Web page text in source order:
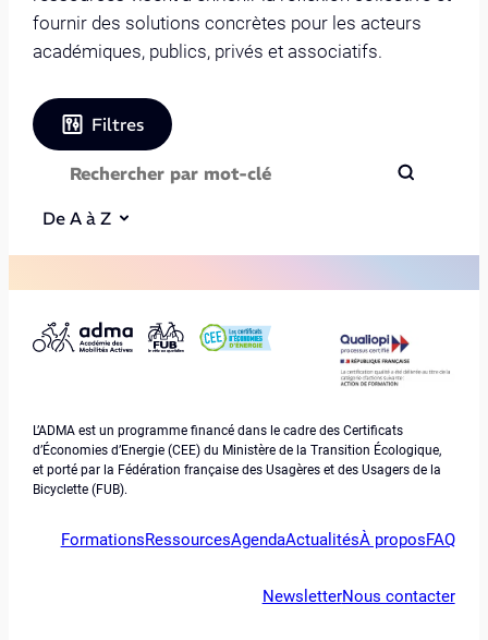
fournir des solutions concrètes pour les acteurs
académiques, publics, privés et associatifs.
Filtres
De A à Z
L’ADMA est un programme financé dans le cadre des Certificats
d’Économies d’Energie (CEE) du Ministère de la Transition Écologique,
et porté par la Fédération française des Usagères et des Usagers de la
Bicyclette (FUB).
FormationsRessourcesAgendaActualitésÀ proposFAQ
NewsletterNous contacter